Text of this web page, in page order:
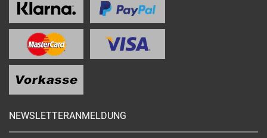
NEWSLETTERANMELDUNG